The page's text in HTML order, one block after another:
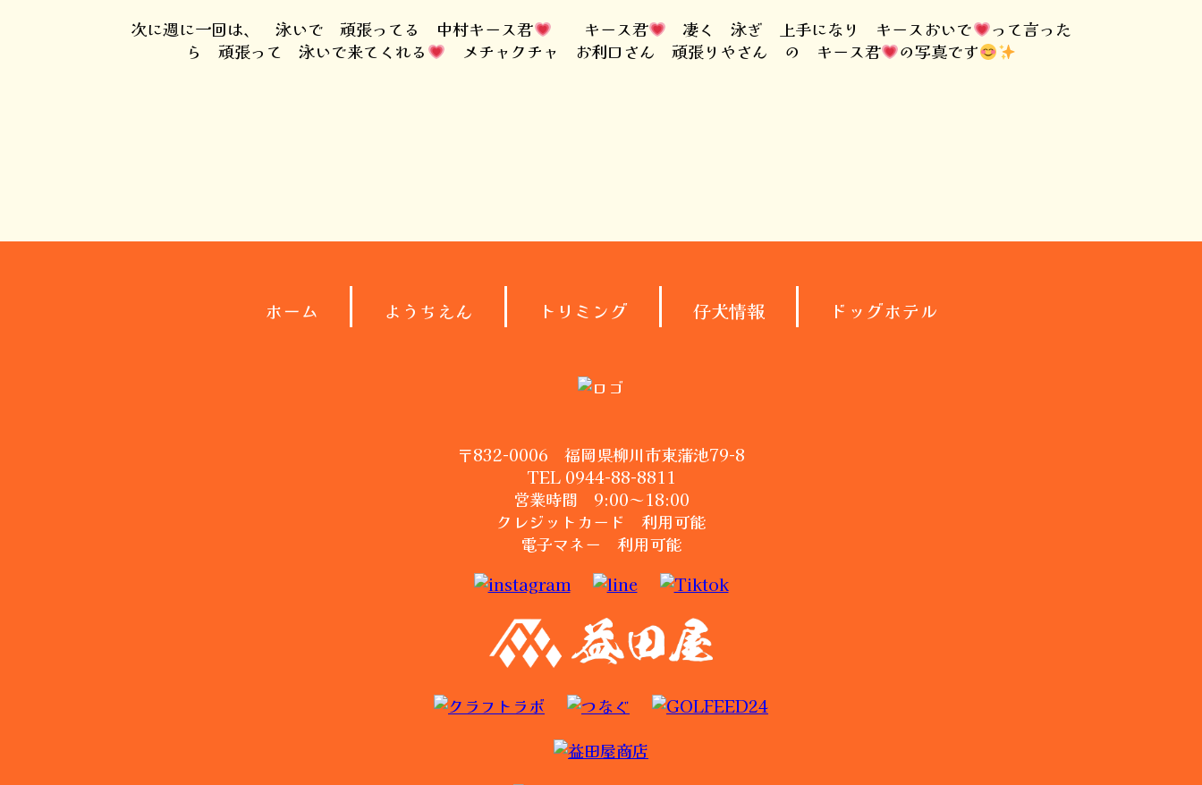
次に週に一回は、 泳いで 頑張ってる 中村キース君 キース君 凄く 泳ぎ 上手になり キースおいで
って言った
ら 頑張って 泳いで来てくれる
メチャクチャ お利口さん 頑張りやさん の キース君 の写真です
ホーム ようちえん トリミング 仔犬情報 ドッグホテル
〒832-0006 福岡県柳川市東蒲池79-8
TEL 0944-88-8811
営業時間 9:00～18:00
クレジットカード 利用可能
電子マネー 利用可能